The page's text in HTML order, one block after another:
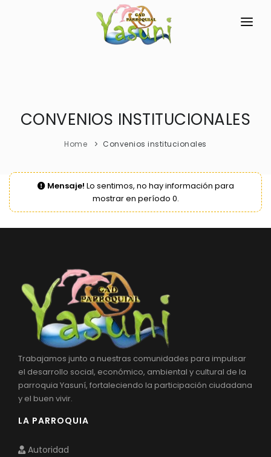
RESEÑA HISTÓRICA
Historia Antigua
GEOGRAFÍA
GAD
TRANSPARENCIA
GESTIÓN Y PRESUPUESTO
GESTIÓN INSTITUCIONAL
Convocatorias
GESTIÓN ADMINISTRATIVA
Plan de desarrollo y Ordenamiento Territorial -
Plan Anual Contratación - PAC
Plan Operativo Anual - POA
Convenios Institucionales
PRESUPUESTO: EJECUCIÓN Y REPORTES
Cédulas presupuestarias y balances
MECANISMOS DE PARTICIPACIÓN
CIUDADANÍA ACTIVA
TURISMO
CONVENIOS INSTITUCIONALES
Home Convenios institucionales
Mensaje! Lo sentimos, no hay información para
mostrar en período 0.
Trabajamos junto a nuestras comunidades para impulsar
el desarrollo social, económico, ambiental y cultural de la
parroquia Yasuní, fortaleciendo la participación ciudadana
y el buen vivir.
LA PARROQUIA
Autoridad